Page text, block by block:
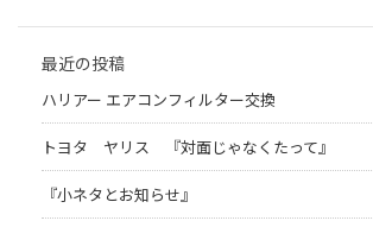
最近の投稿
ハリアー エアコンフィルター交換
トヨタ ヤリス 『対面じゃなくたって』
『小ネタとお知らせ』